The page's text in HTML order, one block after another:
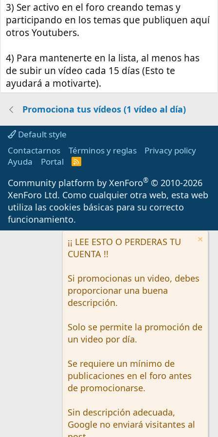
3) Ser activo en el foro creando temas y
participando en los temas que publiquen aquí
otros Youtubers.
4) Para mantenerte en la lista, al menos has
de subir un vídeo cada 15 días (Esto te
ayudará a motivarte).
Promociona tus vídeos (1 vídeo al día)
Default style
Contactarnos
Términos y reglas
Privacy policy
Ayuda
Portal
R
S
Community platform by XenForo® © 2010-2026
XenForo Ltd. Como cualquier otra web, esta web
utiliza las cookies básicas para su correcto
funcionamiento.
¡¡ LEE ESTO O PERDERAS TU
CUENTA !!
Si promocionas un video, debes
proporcionar una buena
descripción.
Solo se permite la promoción de
un video por día.
Se requiere un mínimo de
publicaciones en el foro antes
de promocionarse.
Sin descripción adecuada,
Google no enviará visitantes al